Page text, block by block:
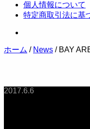
個人情報について
特定商取引法に基
ホーム / News / BAY
2017.6.6